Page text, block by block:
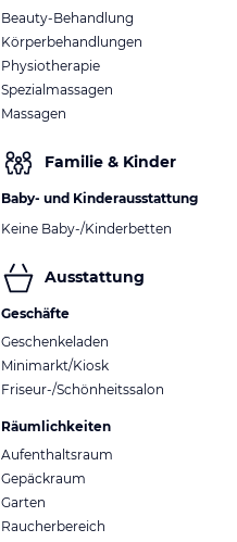
Beauty-Behandlung
Körperbehandlungen
Physiotherapie
Spezialmassagen
Massagen
Familie & Kinder
Baby- und Kinderausstattung
Keine Baby-/Kinderbetten
Ausstattung
Geschäfte
Geschenkeladen
Minimarkt/Kiosk
Friseur-/Schönheitssalon
Räumlichkeiten
Aufenthaltsraum
Gepäckraum
Garten
Raucherbereich